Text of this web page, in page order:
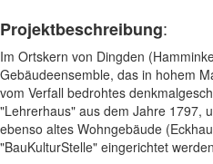
Projektbeschreibung:
Im Ortskern von Dingden
Gebäudeensemble, das in hohem
vom Verfall bedrohtes
"Lehrerhaus" aus dem Jahre 1797,
ebenso altes Wohngebäude
"BauKulturStelle" eingerichtet